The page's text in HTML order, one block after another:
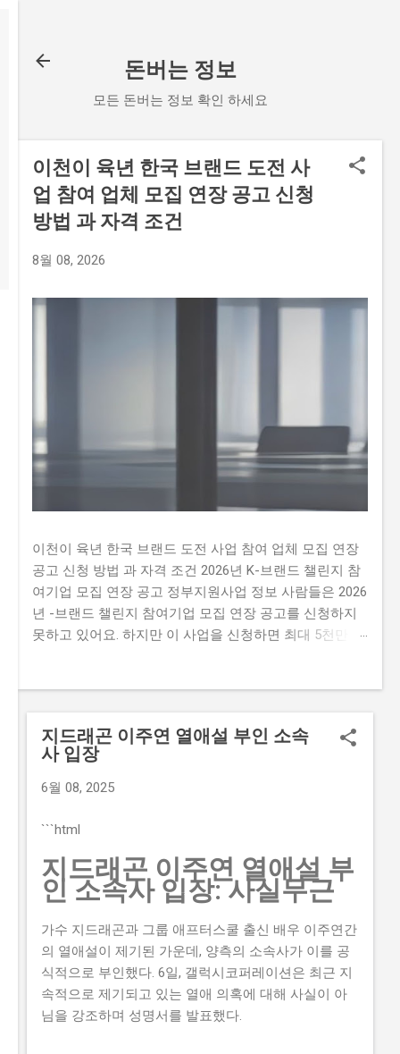
돈버는 정보
모든 돈버는 정보 확인 하세요
이천이 육년 한국 브랜드 도전 사
업 참여 업체 모집 연장 공고 신청
방법 과 자격 조건
8월 08, 2026
이천이 육년 한국 브랜드 도전 사업 참여 업체 모집 연장
공고 신청 방법 과 자격 조건 2026년 K-브랜드 챌린지 참
여기업 모집 연장 공고 정부지원사업 정보 사람들은 2026
년 -브랜드 챌린지 참여기업 모집 연장 공고를 신청하지
못하고 있어요. 하지만 이 사업을 신청하면 최대 5천만 원
롭다는 생각이 많이 있습니다. 둘째, 지원금액이 많지 않
아 실질적인 도움이 되지 않을 것이라는 생각이 있습니다.
마지막으로,신청 방법이 복잡하여 접수하기 어렵다는 생
에서는 2026년 -브랜드 챌린지 참여기업 모집 연장 공고
겠습니다. 또한, 지원금액과 실제 혜택에 대해서도 자세히
설명하겠습니다. 따라서 이 글을 읽고 2026년 -브랜드 챌
금 을 받으세요. 📋 목차 이 사업, 정말 받을 수 있을까? 신
청 자격과 준비물 지원 내용과 실제 혜택 단계별 신청 방
법 탈락하는 이유와 합격 전략 지금 신청하러 가기 이 사
업, 정말 받을 수 있을까? 이 사업이 뭔지, 지원 규모, 연간
선발 인원, 경쟁률 2026년 -브랜드 챌린지 참여기업 모집
지드래곤 이주연 열애설 부인 소속
사 입장
6월 08, 2025
```html
지드래곤 이주연 열애설 부
인 소속사 입장: 사실무근
가수 지드래곤과 그룹 애프터스쿨 출신 배우 이주연간
의 열애설이 제기된 가운데, 양측의 소속사가 이를 공
식적으로 부인했다. 6일, 갤럭시코퍼레이션은 최근 지
속적으로 제기되고 있는 열애 의혹에 대해 사실이 아
님을 강조하며 성명서를 발표했다.